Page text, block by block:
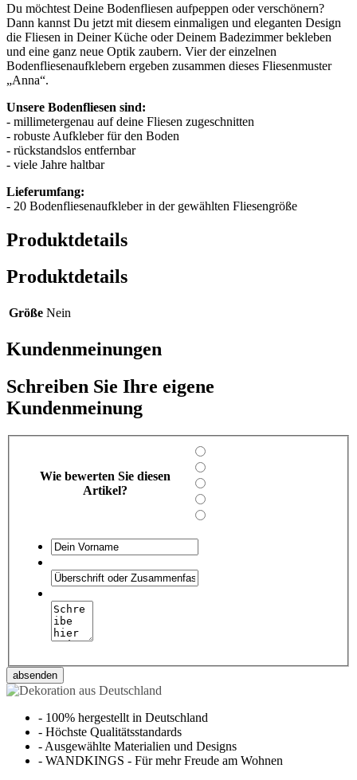
Du möchtest Deine Bodenfliesen aufpeppen oder verschönern?
Dann kannst Du jetzt mit diesem einmaligen und eleganten Design
die Fliesen in Deiner Küche oder Deinem Badezimmer bekleben
und eine ganz neue Optik zaubern. Vier der einzelnen
Bodenfliesenaufklebern ergeben zusammen dieses Fliesenmuster
„Anna“.
Unsere Bodenfliesen sind:
- millimetergenau auf deine Fliesen zugeschnitten
- robuste Aufkleber für den Boden
- rückstandslos entfernbar
- viele Jahre haltbar
Lieferumfang:
- 20 Bodenfliesenaufkleber in der gewählten Fliesengröße
Produktdetails
Produktdetails
Größe Nein
Kundenmeinungen
Schreiben Sie Ihre eigene
Kundenmeinung
Wie bewerten Sie diesen
Artikel?
absenden
- 100% hergestellt in Deutschland
- Höchste Qualitätsstandards
- Ausgewählte Materialien und Designs
- WANDKINGS - Für mehr Freude am Wohnen